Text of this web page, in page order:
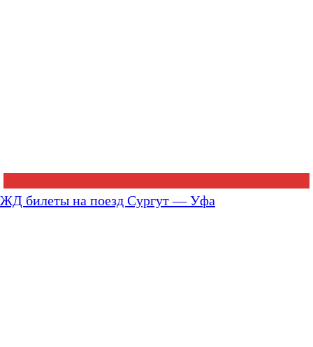
ЖД билеты на поезд Сургут — Уфа